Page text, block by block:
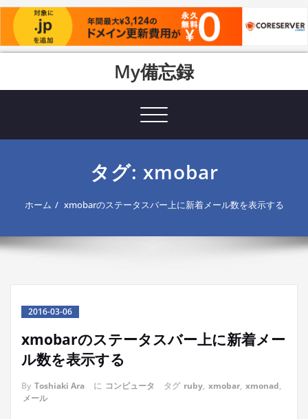
content
My備忘録
Toggle
タグ: xmobar
ホーム xmobarのステータスバー上に新着メール数を表示する
2016-03-06
xmobarのステータスバー上に新着メー
ル数を表示する
By Toshiaki Ara に コンピュータ タグ ruby, xmobar, xmonad,
メール